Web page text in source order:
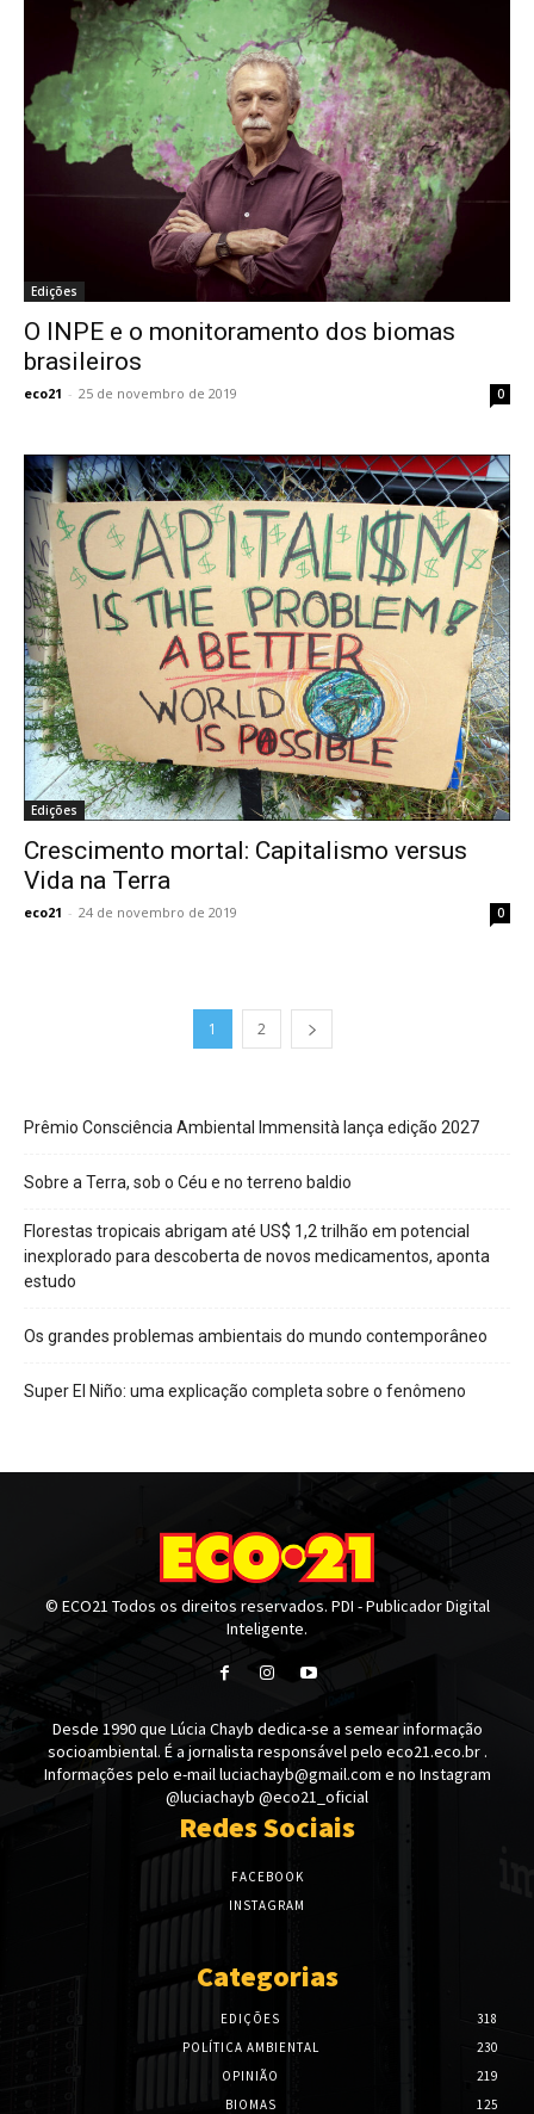
Edições
O INPE e o monitoramento dos biomas
brasileiros
eco21 - 25 de novembro de 2019 0
Edições
Crescimento mortal: Capitalismo versus
Vida na Terra
eco21 - 24 de novembro de 2019 0
1 2
Prêmio Consciência Ambiental Immensità lança edição 2027
Sobre a Terra, sob o Céu e no terreno baldio
Florestas tropicais abrigam até US$ 1,2 trilhão em potencial
inexplorado para descoberta de novos medicamentos, aponta
estudo
Os grandes problemas ambientais do mundo contemporâneo
Super El Niño: uma explicação completa sobre o fenômeno
© ECO21 Todos os direitos reservados. PDI - Publicador Digital
Inteligente.
Desde 1990 que Lúcia Chayb dedica-se a semear informação
socioambiental. É a jornalista responsável pelo eco21.eco.br .
Informações pelo e-mail luciachayb@gmail.com e no Instagram
@luciachayb @eco21_oficial
Redes Sociais
FACEBOOK
INSTAGRAM
Categorias
EDIÇÕES
318
POLÍTICA AMBIENTAL
230
OPINIÃO
219
BIOMAS
125